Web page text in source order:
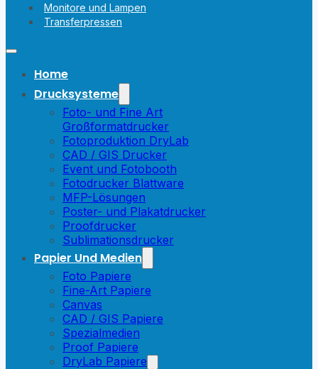
Monitore und Lampen
Transferpressen
Home
Drucksysteme
Foto- und Fine Art
Großformatdrucker
Fotoproduktion DryLab
CAD / GIS Drucker
Event und Fotobooth
Fotodrucker Blattware
MFP-Lösungen
Poster- und Plakatdrucker
Proofdrucker
Sublimationsdrucker
Papier Und Medien
Foto Papiere
Fine-Art Papiere
Canvas
CAD / GIS Papiere
Spezialmedien
Proof Papiere
DryLab Papiere